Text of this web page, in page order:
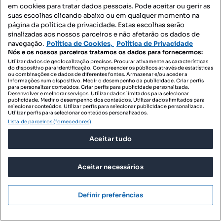
450 000 €11 029,41 €/m²
EDIFÍCIO MARES - ALTURA
Altura, Castro Marim, Faro
em cookies para tratar dados pessoais. Pode aceitar ou gerir as
suas escolhas clicando abaixo ou em qualquer momento na
página da política de privacidade. Estas escolhas serão
sinalizadas aos nossos parceiros e não afetarão os dados de
navegação. Política de Cookies, Política de Privacidade
Nós e os nossos parceiros tratamos os dados para fornecermos:
Utilizar dados de geolocalização precisos. Procurar ativamente as características
do dispositivo para identificação. Compreender os públicos através de estatísticas
ou combinações de dados de diferentes fontes. Armazenar e/ou aceder a
informações num dispositivo. Medir o desempenho da publicidade. Criar perfis
para personalizar conteúdos. Criar perfis para publicidade personalizada.
Desenvolver e melhorar serviços. Utilizar dados limitados para selecionar
publicidade. Medir o desempenho dos conteúdos. Utilizar dados limitados para
selecionar conteúdos. Utilizar perfis para selecionar publicidade personalizada.
Utilizar perfis para selecionar conteúdos personalizados.
Lista de parceiros (fornecedores)
Aceitar tudo
Aceitar necessários
Definir preferências